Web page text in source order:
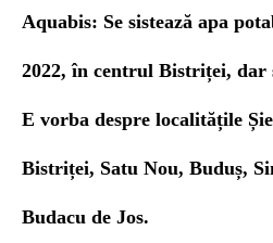
Aquabis: Se sistează apa
2022, în centrul Bistriței,
E vorba despre localitățile
Bistriței, Satu Nou, Buduș,
Budacu de Jos.